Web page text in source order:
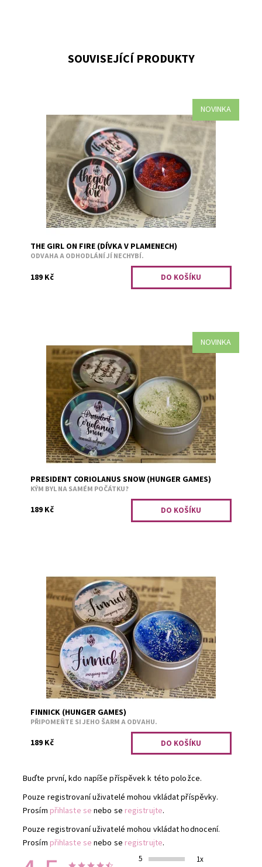
SOUVISEJÍCÍ PRODUKTY
NOVINKA
Tmavé ovoce a koření.
Dostupnost:
Skladem 4
1719
THE GIRL ON FIRE (DÍVKA V PLAMENECH)
ODVAHA A ODHODLÁNÍ JÍ NECHYBÍ.
189 Kč
NOVINKA
Býval charismatickým chlapcem z uznávané rodiny, ale
jeho ambice byly příliš vysoké, až zadusily jakýkoliv
soucit. Vůně růží a...
Dostupnost:
Skladem 3
Kód:
2003
PRESIDENT CORIOLANUS SNOW (HUNGER GAMES)
KÝM BYL NA SAMÉM POČÁTKU?
189 Kč
Přivítejte vítěze 65. Hladových her. Finnick Odair! Miláček
Kapitolu si jistě získá i vaši přízeň. Oáza svěžích i silných
vonných tónů....
Dostupnost:
Předobjednávka
Kód:
1997
FINNICK (HUNGER GAMES)
PŘIPOMEŇTE SI JEHO ŠARM A ODVAHU.
189 Kč
Buďte první, kdo napíše příspěvek k této položce.
Pouze registrovaní uživatelé mohou vkládat příspěvky.
Prosím přihlaste se nebo se registrujte.
Pouze registrovaní uživatelé mohou vkládat hodnocení.
Prosím přihlaste se nebo se registrujte.
5
1x